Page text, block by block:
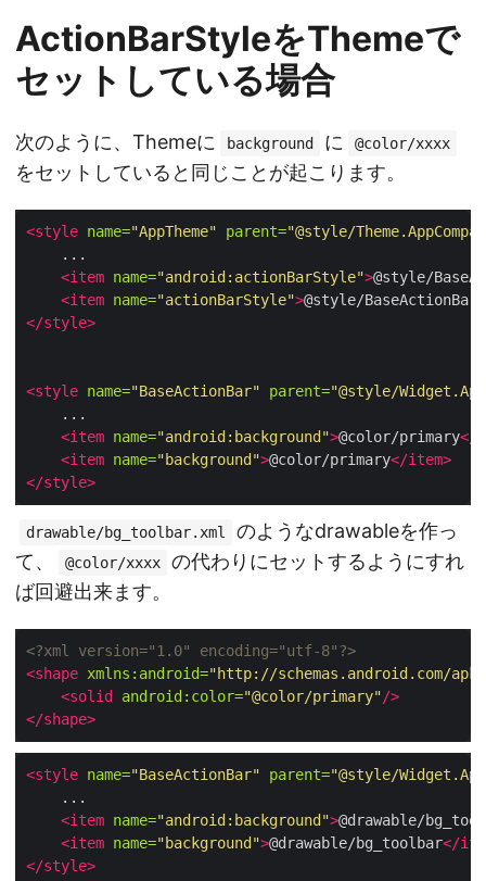
ActionBarStyleをThemeで
セットしている場合
次のように、Themeに background に @color/xxxx
をセットしていると同じことが起こります。
<style name="AppTheme" parent="@style/
<item name="android:actionBarStyle">@style/
<item name="actionBarStyle">@style/BaseActionBar
</style>
<style name="BaseActionBar" parent="@style/
<item name="android:background">@color/primary</
<item name="background">@color/primary</item>
</style>
drawable/bg_toolbar.xml
のようなdrawableを作っ
て、
@color/xxxx
の代わりにセットするようにすれ
ば回避出来ます。
<?xml version="1.0" encoding="utf-8"?>
<shape xmlns:android="http://schemas.android.com/
<solid
android:color="@color/primary"/>
</shape>
<style name="BaseActionBar" parent="@style/
<item name="android:background">@drawable/
<item name="background">@drawable/bg_toolbar</
</style>